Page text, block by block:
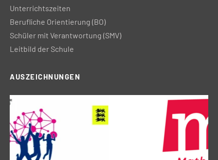
Unterrichtszeiten
Berufliche Orientierung (BO)
Schüler mit Verantwortung (SMV)
Leitbild der Schule
AUSZEICHNUNGEN